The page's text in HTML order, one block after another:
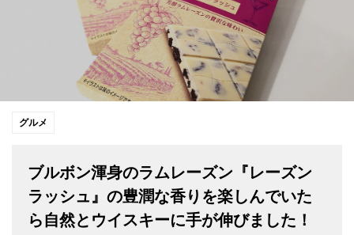
グルメ
ブルボン渾身のラムレーズン『レーズン
ラッシュ』の豊潤な香りを楽しんでいた
ら自然とウイスキーに手が伸びました！